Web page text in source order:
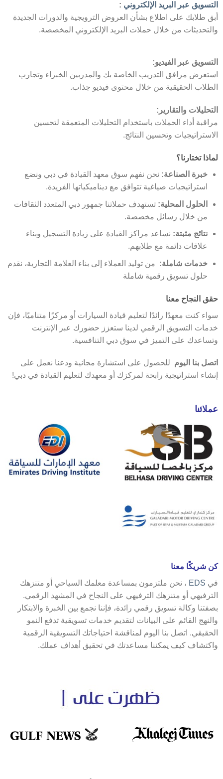
التسويق عبر البريد الإلكتروني :
أبق طلابك على اطلاع بشأن العروض الترويجية والدورات الجديدة
والتحديثات من خلال حملات البريد الإلكتروني المخصصة.
التسويق عبر الفيديو:
استعرض مرافق التدريب الخاصة بك والمدربين الخبراء وتجارب
الطلاب الحقيقية من خلال محتوى فيديو جذاب.
التحليلات والتقارير:
مراقبة أداء الحملات باستخدام التحليلات المتعمقة لتحسين
الاستراتيجيات وتحسين النتائج.
لماذا تختارنا؟
خبرة الصناعة: نحن نفهم سوق معهد القيادة في دبي ونضع
استراتيجيات صياغية تتوافق مع ديناميكياتها الفريدة.
الحلول المحلية: تستهدف حملاتنا جمهور دبي المتعدد الثقافات
من خلال رسائل مخصصة.
نتائج مثبتة: نساعد مراكز القيادة على زيادة التسجيل وبناء
علاقات دائمة مع طلابهم.
خدمات شاملة: من توليد العملاء إلى بناء العلامة التجارية، نقدم
حلول تسويق رقمية شاملة
حقق النجاح معنا
سواء كنت معهدًا رائدًا لتعليم قيادة السيارات أو مركزًا متناميًا، فإن
خدمات التسويق الرقمي لدينا ستعزز حضورك عبر الإنترنت
وتساعدك على التميز في سوق دبي التنافسية.
اتصل بنا اليوم للحصول على استشارة مجانية ودعنا نعمل على
إنشاء استراتيجية رابحة لمركزك أو معهدك لتعليم القيادة في دبي!
عملائنا
كن شريكًا معنا
في EDS ، نحن ملتزمون بمساعدة معلمك السياحي أو متنزهك
الترفيهي أو متنزهك الترفيهي على النجاح في المشهد الرقمي.
بصفتنا وكالة تسويق رقمي رائدة، فإننا نجمع بين الخبرة والابتكار
والنهج القائم على البيانات لتقديم خدمات تسويقية تدفع النمو
الحقيقي. اتصل بنا اليوم لمناقشة احتياجاتك التسويقية الرقمية
واكتشاف كيف يمكننا مساعدتك في تحقيق أهداف عملك.